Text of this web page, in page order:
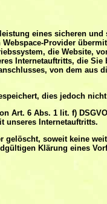
eines sicheren
Provider
die Website,
Internetauftritts, die
von dem aus
dies jedoch
Art. 6 Abs. 1 lit. f)
unseres Internetauftritts.
gelöscht, soweit keine
Klärung eines